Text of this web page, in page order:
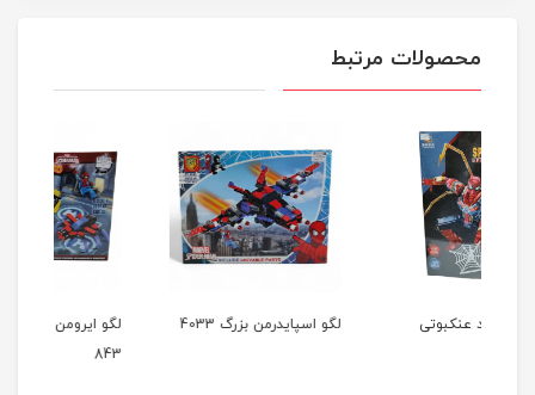
محصولات مرتبط
لگو اسپایدرمن بزرگ 4033
لگو ایرومن و اسپایدرمن